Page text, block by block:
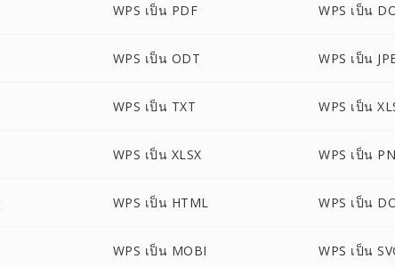
WPS เป็น PDF WPS เป็น
WPS เป็น ODT WPS เป็น
WPS เป็น TXT WPS เป็น
WPS เป็น XLSX WPS เป็น
WPS เป็น HTML WPS เป็น
WPS เป็น MOBI WPS เป็น